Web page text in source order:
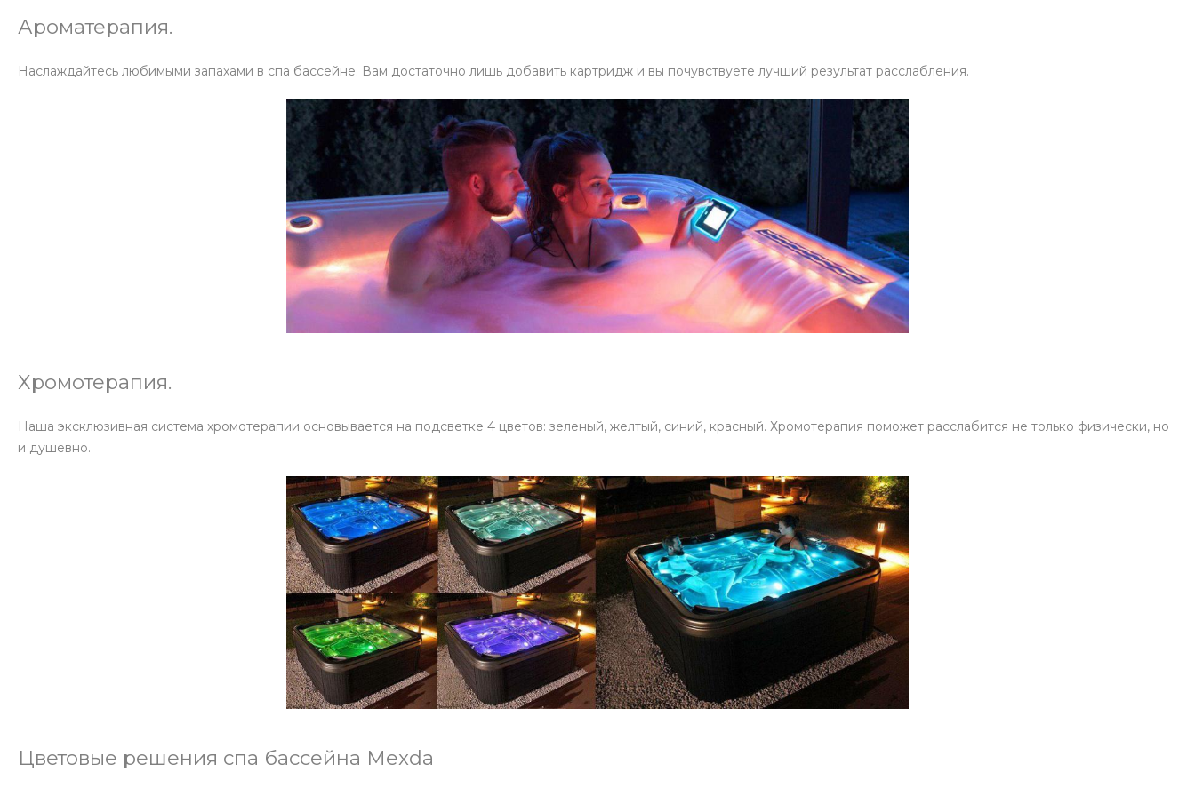
Ароматерапия.
Наслаждайтесь любимыми запахами в спа бассейне. Вам достаточно лишь добавить картридж и вы почувствуете лучший результат расслабления.
Хромотерапия.
Наша эксклюзивная система хромотерапии основывается на подсветке 4 цветов: зеленый, желтый, синий, красный. Хромотерапия поможет расслабится не только физически, но
и душевно.
Цветовые решения спа бассейна Mexda